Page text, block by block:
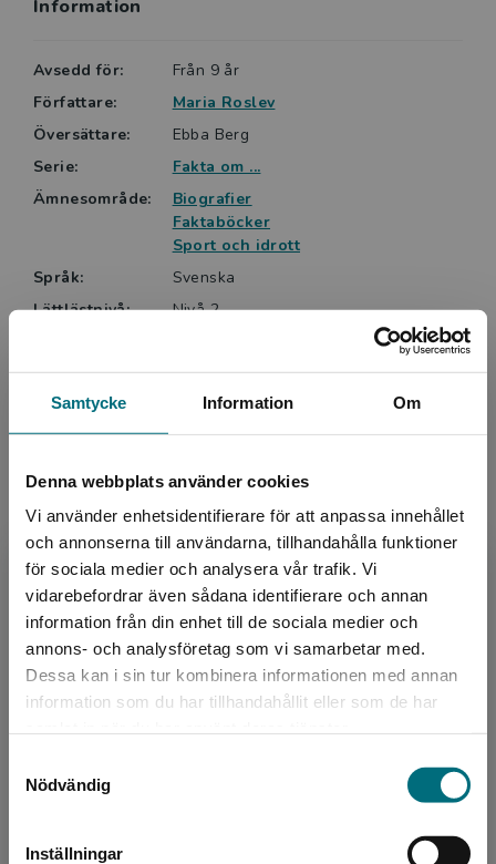
Samtycke Information Om
Denna webbplats använder cookies
Vi använder enhetsidentifierare för att anpassa innehållet
och annonserna till användarna, tillhandahålla funktioner
för sociala medier och analysera vår trafik. Vi
vidarebefordrar även sådana identifierare och annan
information från din enhet till de sociala medier och
annons- och analysföretag som vi samarbetar med.
Dessa kan i sin tur kombinera informationen med annan
information som du har tillhandahållit eller som de har
Nödvändig
Inställningar
Begränsad fraktregion
Det verkar som att du besöker
nyponochviljaforlag.se via en enhet utanför
Sverige. För att kunna slutföra ett köp måste
form är speciellt framtaget för att locka till vidare
alltid ett lättare språk och ett innehåll anpassat för
den tänkta läsarens ålder. Nypons böcker är indelade
i sex nivåer. Fakta om-serien ligger på nivå 2 av 6.
Information
Avsedd för:
Från 9 år
Författare:
Maria Roslev
Översättare:
Ebba Berg
Serie:
Fakta om ...
Ämnesområde:
Biografier
Faktaböcker
Sport och idrott
Språk:
Svenska
Lättlästnivå:
Nivå 2
Utgivningsår:
2024
Artikelnummer:
47305-EB01
Upplaga:
Första
Upphovspersoner